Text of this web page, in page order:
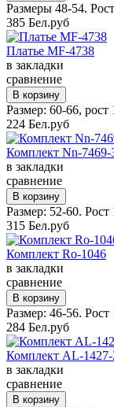
Размеры 48-54.
385 Бел.руб
Платье MF-4738
в закладки
сравнение
Размер: 60-66,
224 Бел.руб
Комплект Nn-7469-
в закладки
сравнение
Размер: 52-60.
315 Бел.руб
Комплект Ro-1046
в закладки
сравнение
Размер: 46-56.
284 Бел.руб
Комплект AL-1427-
в закладки
сравнение